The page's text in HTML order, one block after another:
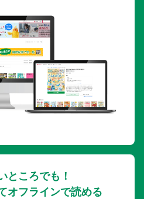
ところでも！
オフラインで読める